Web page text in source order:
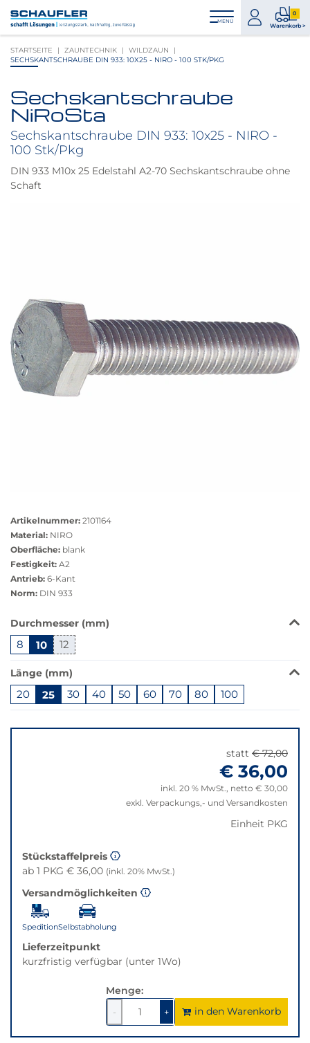
Inhalt
Hauptnavigation
Footernavigation
Logo
Schaufler
verlinkt
zur
MENÜ
zum
Konto
0
Warenkorb >
0
STARTSEITE ZAUNTECHNIK
WILDZAUN
SECHSKANTSCHRAUBE DIN 933: 10X25 - NIRO - 100 STK/PKG
Produktbilder
überspringen
Sechskantschraube
NiRoSta
Sechskantschraube DIN 933: 10x25 - NIRO -
100 Stk/Pkg
DIN 933 M10x 25 Edelstahl A2-70 Sechskantschraube ohne
Schaft
anzeigen
Artikelnummer: 2101164
Material: NIRO
Oberfläche: blank
Festigkeit: A2
Antrieb: 6-Kant
Norm: DIN 933
Das
ist
in
dieser
Variante
nicht
Bei
Alternative
der
gewünschten
Variante.
Durchmesser (mm)
8 10 12
Länge (mm)
20 25 30 40 50 60 70 80 100
zu
statt € 72,00
€ 36,00
inkl. 20 % MwSt., netto € 30,00
exkl. Verpackungs,- und Versandkosten
Einheit PKG
Stückstaffelpreis
ab 1 PKG € 36,00 (inkl. 20% MwSt.)
Versandmöglichkeiten
SpeditionSelbstabholung
Lieferzeitpunkt
kurzfristig verfügbar (unter 1Wo)
Menge:
-
1
verringern
+1um
1
erhöhen
in den Warenkorb